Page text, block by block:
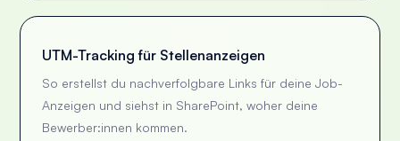
UTM-Tracking für Stellenanzeigen
So erstellst du nachverfolgbare Links für deine Job-
Anzeigen und siehst in SharePoint, woher deine
Bewerber:innen kommen.